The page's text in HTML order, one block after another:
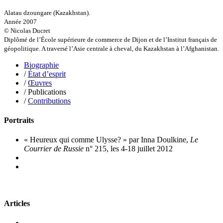
Jacq Marie-Claire
Janichon Gérard
Kerouedan Annie
Klein Julie
Klotz Lætitia
Klvana Ilya
Kotry Jérôme
La Brosse Gaële de
Labouche Didier
Lacarrière Jacques
Lamotte Aymeric de
Lanni Dominique
Alatau dzoungare (Kazakhstan).
Année 2007
© Nicolas Ducret
Diplômé de l’École supérieure de commerce de Dijon et de l’Institut français de
géopolitique. A traversé l’Asie centrale à cheval, du Kazakhstan à l’Afghanistan.
Biographie
/État d’esprit
/Œuvres
/ Publications
/Contributions
Portraits
« Heureux qui comme Ulysse? » par Inna Doulkine, Le
Courrier de Russie n° 215, les 4-18 juillet 2012
Articles